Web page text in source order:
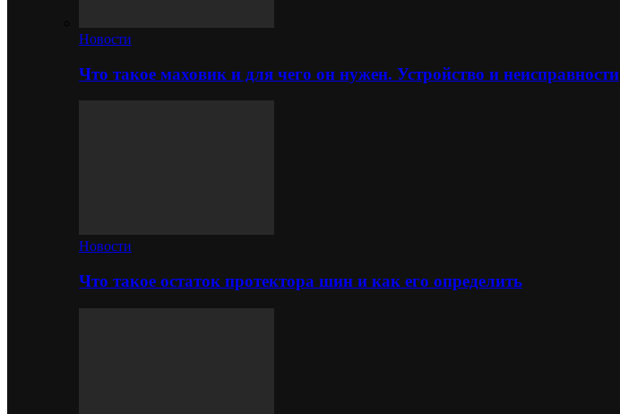
Новости
Что такое маховик и для чего он нужен. Устройство и неисправности
Новости
Что такое остаток протектора шин и как его определить